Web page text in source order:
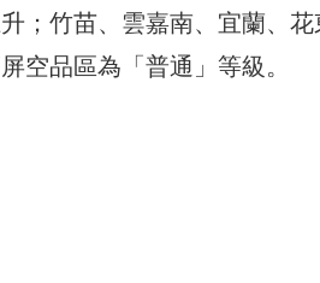
；竹苗、雲嘉南、宜蘭、
空品區為「普通」等級。